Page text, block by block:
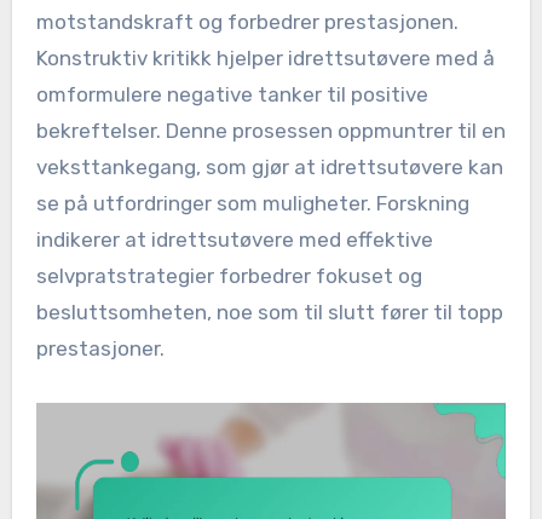
motstandskraft og forbedrer prestasjonen.
Konstruktiv kritikk hjelper idrettsutøvere med å
omformulere negative tanker til positive
bekreftelser. Denne prosessen oppmuntrer til en
veksttankegang, som gjør at idrettsutøvere kan
se på utfordringer som muligheter. Forskning
indikerer at idrettsutøvere med effektive
selvpratstrategier forbedrer fokuset og
besluttsomheten, noe som til slutt fører til topp
prestasjoner.